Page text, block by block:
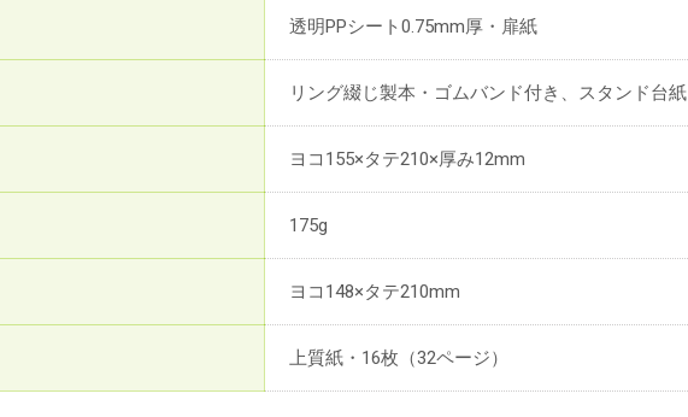
透明PPシート0.75mm厚・扉紙
リング綴じ製本・ゴムバンド付き、スタンド台紙
ヨコ155×タテ210×厚み12mm
175g
ヨコ148×タテ210mm
上質紙・16枚（32ページ）